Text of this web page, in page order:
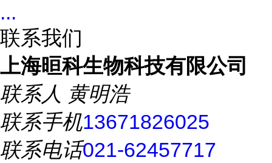
...
联系我们
上海晅科生物科技有限公司
联系人 黄明浩
联系手机13671826025
联系电话021-62457717